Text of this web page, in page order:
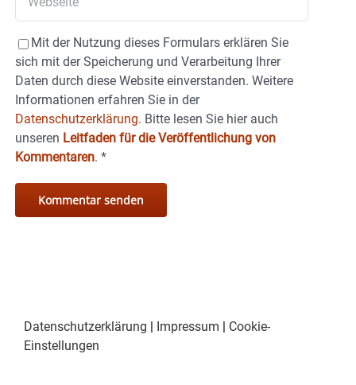
Mit der Nutzung dieses Formulars erklären Sie
sich mit der Speicherung und Verarbeitung Ihrer
Daten durch diese Website einverstanden. Weitere
Informationen erfahren Sie in der
Datenschutzerklärung. Bitte lesen Sie hier auch
unseren Leitfaden für die Veröffentlichung von
Kommentaren. *
Datenschutzerklärung Impressum
Cookie-
Einstellungen